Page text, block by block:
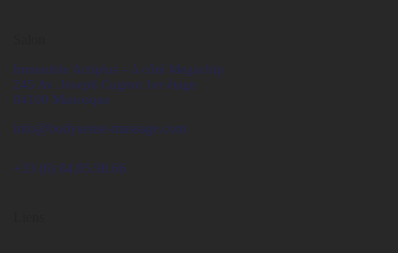
Immeuble Actiplus – à côté Megachip
245 Av. Joseph Cugnot 1er étage
04100 Manosque
info@bodysense-massage.com
+33 (6) 84.85.98.66